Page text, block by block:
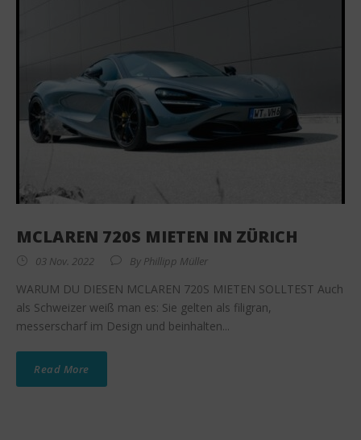
MCLAREN 720S MIETEN IN ZÜRICH
03 Nov. 2022 By Phillipp Müller
WARUM DU DIESEN MCLAREN 720S MIETEN SOLLTEST Auch
als Schweizer weiß man es: Sie gelten als filigran,
messerscharf im Design und beinhalten...
Read More